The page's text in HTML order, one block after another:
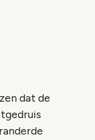
dat de